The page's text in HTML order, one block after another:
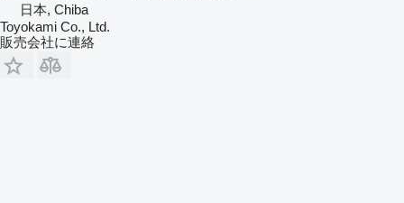
日本, Chiba
Toyokami Co., Ltd.
販売会社に連絡